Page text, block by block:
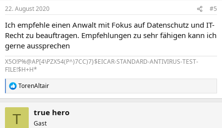
22. August 2020 #5
Ich empfehle einen Anwalt mit Fokus auf Datenschutz und IT-
Recht zu beauftragen. Empfehlungen zu sehr fähigen kann ich
gerne aussprechen
X5O!P%@AP[4\PZX54(P^)7CC)7}$EICAR-STANDARD-ANTIVIRUS-TEST-
FILE!$H+H*
R
e
TorenAltair
T true hero
Gast